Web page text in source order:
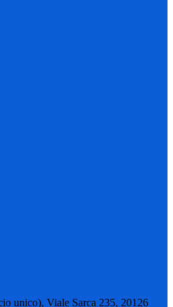
unico), Viale Sarca 235, 20126